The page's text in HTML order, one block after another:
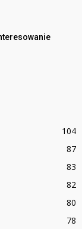
104
87
83
82
80
78